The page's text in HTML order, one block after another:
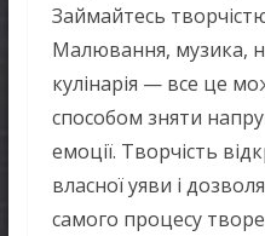
Займайтесь
Малювання, музика,
кулінарія — все це
способом зняти
емоції. Творчість
власної уяви і
самого процесу